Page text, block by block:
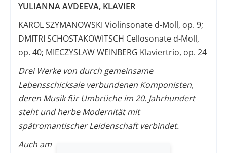
YULIANNA AVDEEVA, KLAVIER
KAROL SZYMANOWSKI Violinsonate d-Moll, op. 9;
DMITRI SCHOSTAKOWITSCH Cellosonate d-Moll,
op. 40; MIECZYSLAW WEINBERG Klaviertrio, op. 24
Drei Werke von durch gemeinsame
Lebensschicksale verbundenen Komponisten,
deren Musik für Umbrüche im 20. Jahrhundert
steht und herbe Modernität mit
spätromantischer Leidenschaft verbindet.
Auch am